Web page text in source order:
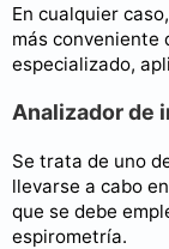
En cualquier
más conveniente
especializado,
Analizador de
Se trata de uno
llevarse a cabo
que se debe
espirometría.